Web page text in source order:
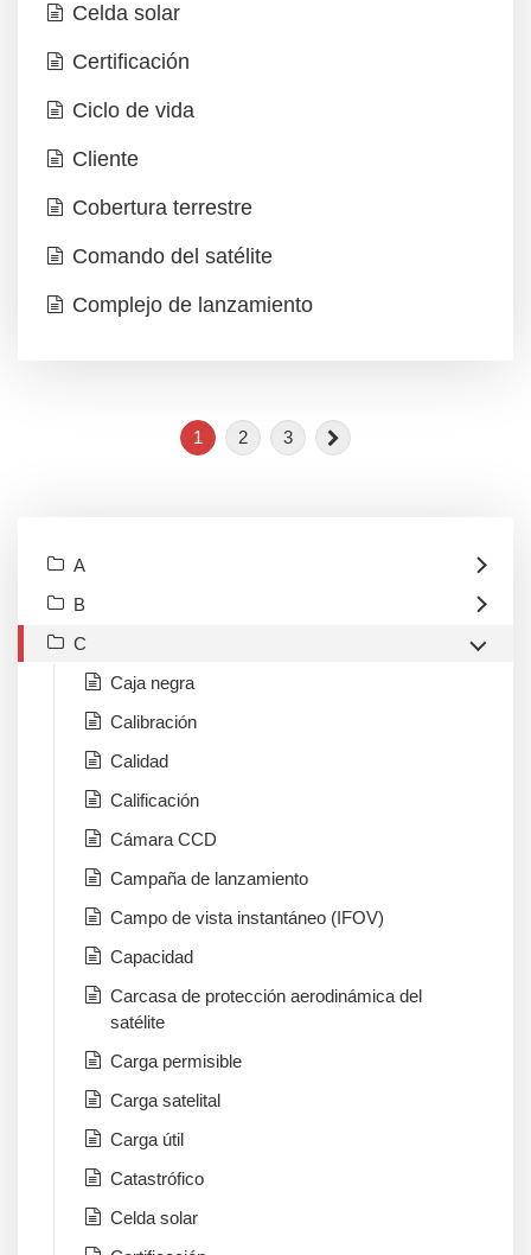
Celda solar
Certificación
Ciclo de vida
Cliente
Cobertura terrestre
Comando del satélite
Complejo de lanzamiento
1 2 3
A
B
C
Caja negra
Calibración
Calidad
Calificación
Cámara CCD
Campaña de lanzamiento
Campo de vista instantáneo (IFOV)
Capacidad
Carcasa de protección aerodinámica del
satélite
Carga permisible
Carga satelital
Carga útil
Catastrófico
Celda solar